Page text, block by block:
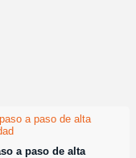
a paso de alta